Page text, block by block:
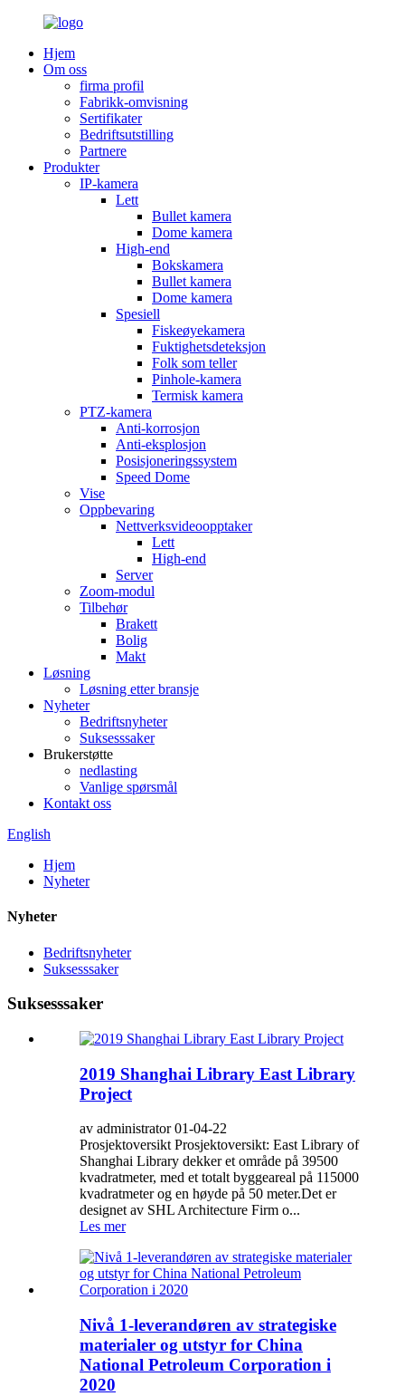
Hjem
Om oss
firma profil
Fabrikk-omvisning
Sertifikater
Bedriftsutstilling
Partnere
Produkter
IP-kamera
Lett
Bullet kamera
Dome kamera
High-end
Bokskamera
Bullet kamera
Dome kamera
Spesiell
Fiskeøyekamera
Fuktighetsdeteksjon
Folk som teller
Pinhole-kamera
Termisk kamera
PTZ-kamera
Anti-korrosjon
Anti-eksplosjon
Posisjoneringssystem
Speed ​​Dome
Vise
Oppbevaring
Nettverksvideoopptaker
Lett
High-end
Server
Zoom-modul
Tilbehør
Brakett
Bolig
Makt
Løsning
Løsning etter bransje
Nyheter
Bedriftsnyheter
Suksesssaker
Brukerstøtte
nedlasting
Vanlige spørsmål
Kontakt oss
English
Hjem
Nyheter
Nyheter
Bedriftsnyheter
Suksesssaker
Suksesssaker
2019 Shanghai Library East Library
Project
av administrator 01-04-22
Prosjektoversikt Prosjektoversikt: East Library of
Shanghai Library dekker et område på 39500
kvadratmeter, med et totalt byggeareal på 115000
kvadratmeter og en høyde på 50 meter.Det er
designet av SHL Architecture Firm o...
Les mer
Nivå 1-leverandøren av strategiske
materialer og utstyr for China
National Petroleum Corporation i
2020